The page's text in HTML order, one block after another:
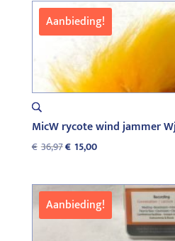
€76,00.€39,00.
Aanbieding!
MicW rycote wind jammer
€ 36,97Oorspronkelijke
€36,97.
€ 15,00Huidige
€15,00.
Aanbieding!